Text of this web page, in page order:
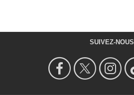
SUIVEZ-NOUS